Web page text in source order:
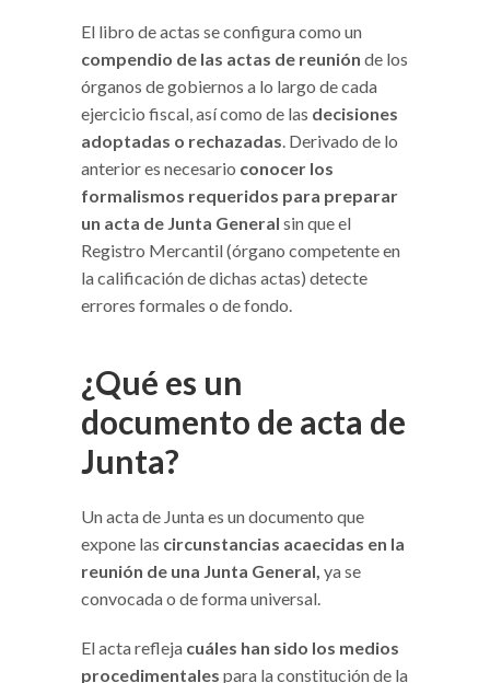
El libro de actas se configura como un
compendio de las actas de reunión de los
órganos de gobiernos a lo largo de cada
ejercicio fiscal, así como de las decisiones
adoptadas o rechazadas. Derivado de lo
anterior es necesario conocer los
formalismos requeridos para preparar
un acta de Junta General sin que el
Registro Mercantil (órgano competente en
la calificación de dichas actas) detecte
errores formales o de fondo.
¿Qué es un
documento de acta de
Junta?
Un acta de Junta es un documento que
expone las circunstancias acaecidas en la
reunión de una Junta General, ya se
convocada o de forma universal.
El acta refleja cuáles han sido los medios
procedimentales para la constitución de la